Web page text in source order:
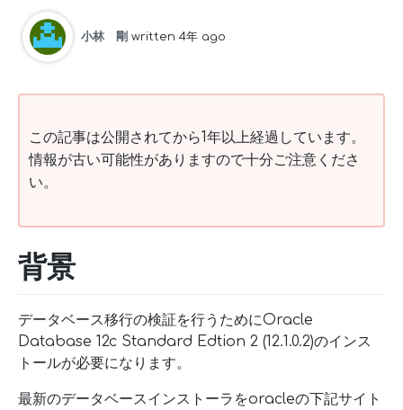
小林 剛 written 4年 ago
この記事は公開されてから1年以上経過しています。
情報が古い可能性がありますので十分ご注意くださ
い。
背景
データベース移行の検証を行うためにOracle
Database 12c Standard Edtion 2 (12.1.0.2)のインス
トールが必要になります。
最新のデータベースインストーラをoracleの下記サイト